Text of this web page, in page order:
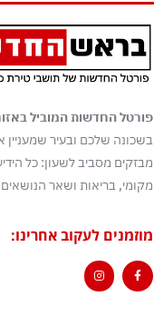
פורטל החדשות המוביל
בשכונה שלכם ובעיר
מבזקים מסביב לשעון: כל
מקומי, בריאות ושאר
מוזמנים לעקוב אחרינו: